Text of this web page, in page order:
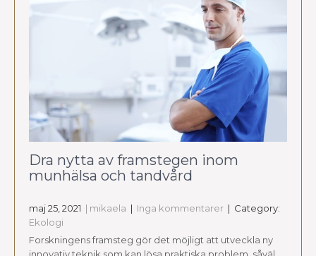
Dra nytta av framstegen inom
munhälsa och tandvård
maj 25, 2021 | mikaela | Inga kommentarer | Category:
Ekologi
Forskningens framsteg gör det möjligt att utveckla ny
innovativ teknik som kan lösa praktiska problem, såväl